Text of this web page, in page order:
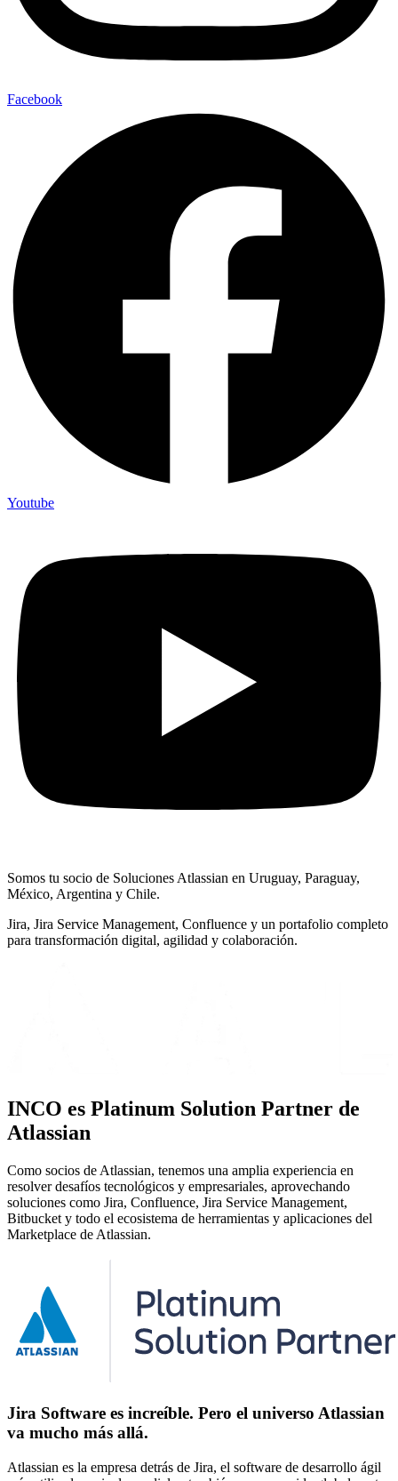
Facebook
Youtube
Somos tu socio de Soluciones Atlassian en Uruguay, Paraguay,
México, Argentina y Chile.
Jira, Jira Service Management, Confluence y un portafolio completo
para transformación digital, agilidad y colaboración.
INCO es Platinum Solution Partner de
Atlassian
Como socios de Atlassian, tenemos una amplia experiencia en
resolver desafíos tecnológicos y empresariales, aprovechando
soluciones como Jira, Confluence, Jira Service Management,
Bitbucket y todo el ecosistema de herramientas y aplicaciones del
Marketplace de Atlassian.
Jira Software es increíble. Pero el universo Atlassian
va mucho más allá.
Atlassian es la empresa detrás de Jira, el software de desarrollo ágil